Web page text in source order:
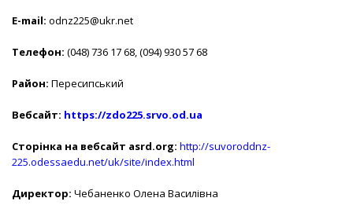
E-mail: odnz225@ukr.net
Телефон: (048) 736 17 68, (094) 930 57 68
Район: Пересипський
Вебсайт: https://zdo225.srvo.od.ua
Сторінка на вебсайт asrd.org: http://suvoroddnz-
225.odessaedu.net/uk/site/index.html
Директор: Чебаненко Олена Василівна